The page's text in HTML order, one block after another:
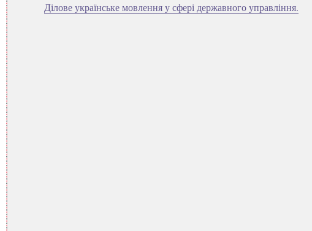
Ділове українське мовлення у сфері державного управління.